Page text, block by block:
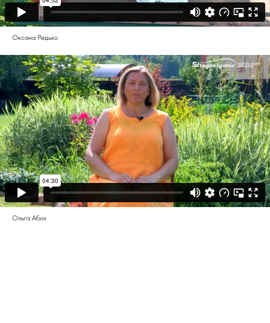
Оксана Редько
Ольга Абих